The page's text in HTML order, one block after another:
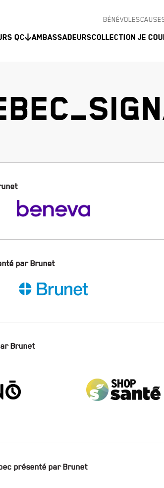
BÉNÉVOLES
QC AmbassadeursCollection Je
par Brunet
Brunet
présenté par Brunet